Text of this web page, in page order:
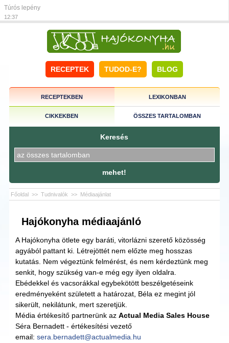
Túrós lepény
12:37
RECEPTEK TUDOD-E? BLOG
RECEPTEKBEN LEXIKONBAN
CIKKEKBEN ÖSSZES TARTALOMBAN
Keresés
mehet!
Főoldal >> Tudnivalók >> Médiaajánlat
Hajókonyha médiaajánló
A Hajókonyha ötlete egy baráti, vitorlázni szerető közösség
agyából pattant ki. Létrejöttét nem előzte meg hosszas
kutatás. Nem végeztünk felmérést, és nem kérdeztünk meg
senkit, hogy szükség van-e még egy ilyen oldalra.
Ebédekkel és vacsorákkal egybekötött beszélgetéseink
eredményeként született a határozat, Béla ez megint jól
sikerült, nekilátunk, mert szeretjük.
Média értékesítő partnerünk azActual Media Sales House
Séra Bernadett - értékesítési vezető
email:sera.bernadett@actualmedia.hu